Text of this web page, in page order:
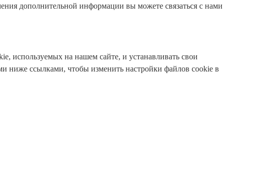
дополнительной информации вы можете связаться с нами
используемых на нашем сайте, и устанавливать свои
ниже ссылками, чтобы изменить настройки файлов cookie в